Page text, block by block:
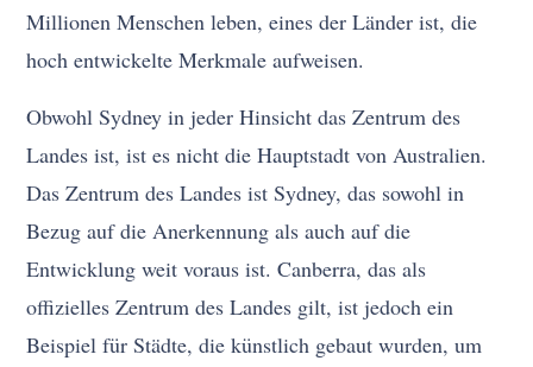
Millionen Menschen leben, eines der Länder ist, die
hoch entwickelte Merkmale aufweisen.
Obwohl Sydney in jeder Hinsicht das Zentrum des
Landes ist, ist es nicht die Hauptstadt von Australien.
Das Zentrum des Landes ist Sydney, das sowohl in
Bezug auf die Anerkennung als auch auf die
Entwicklung weit voraus ist. Canberra, das als
offizielles Zentrum des Landes gilt, ist jedoch ein
Beispiel für Städte, die künstlich gebaut wurden, um